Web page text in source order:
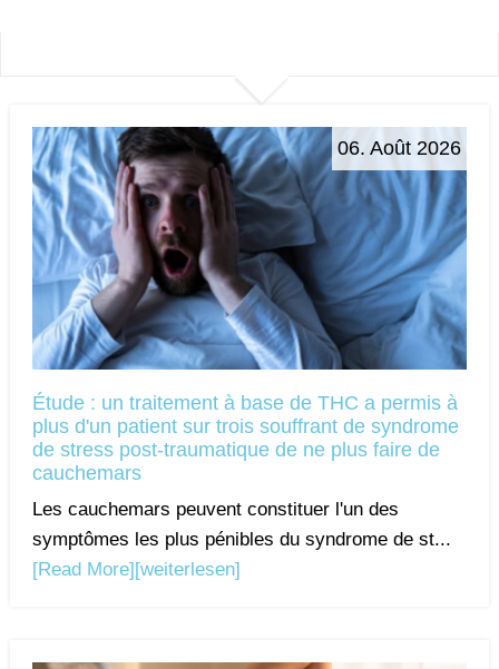
06. Août 2026
Étude : un traitement à base de THC a permis à
plus d'un patient sur trois souffrant de syndrome
de stress post-traumatique de ne plus faire de
cauchemars
Les cauchemars peuvent constituer l'un des
symptômes les plus pénibles du syndrome de st...
[Read More][weiterlesen]